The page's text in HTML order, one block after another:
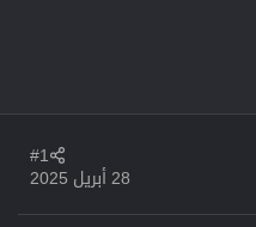
28 أبريل 2025
#1